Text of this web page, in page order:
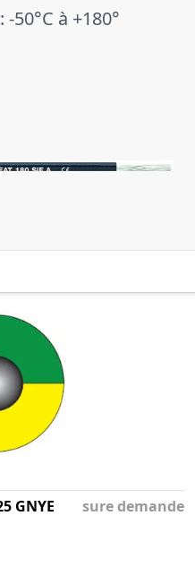
50°C à +180°
GNYE
sure demande